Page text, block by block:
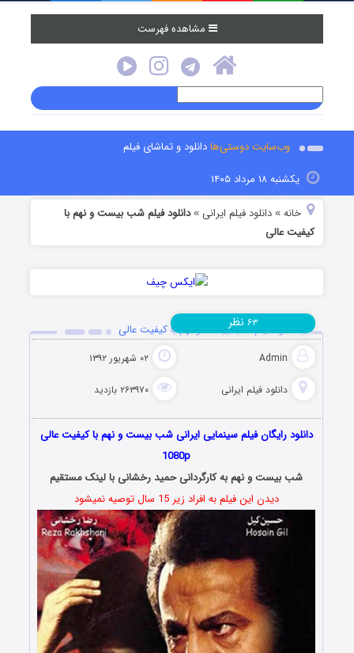
مشاهده فهرست
وب‌سایت دوستی‌هادانلود و تماشای فیلم
یکشنبه ۱۸ مرداد ۱۴۰۵
خانه »دانلود فیلم‌ ایرانی »دانلود فیلم شب بیست و نهم با
کیفیت عالی
دانلود فیلم شب بیست و نهم با کیفیت عالی
Admin ۰۲ شهریور ۱۳۹۲
دانلود فیلم‌ ایرانی ۲۶۳۹۷۰ بازدید
۶۳ نظر
دانلود رایگان فیلم سینمایی ایرانی شب بیست و نهم با کیفیت عالی
1080p
شب بیست و نهم به کارگردانی حمید رخشانی با لینک مستقیم
دیدن این فیلم به افراد زیر 15 سال توصیه نمیشود